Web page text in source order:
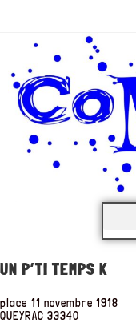
UN P’TI TEMPS K
place 11 novembre 1918
QUEYRAC 33340